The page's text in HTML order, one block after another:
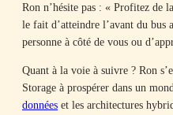
Ron n’hésite pas : « Profitez de
le fait d’atteindre l’avant du bus
personne à côté de vous ou
Quant à la voie à suivre ? Ron
Storage à prospérer dans un
données et les architectures